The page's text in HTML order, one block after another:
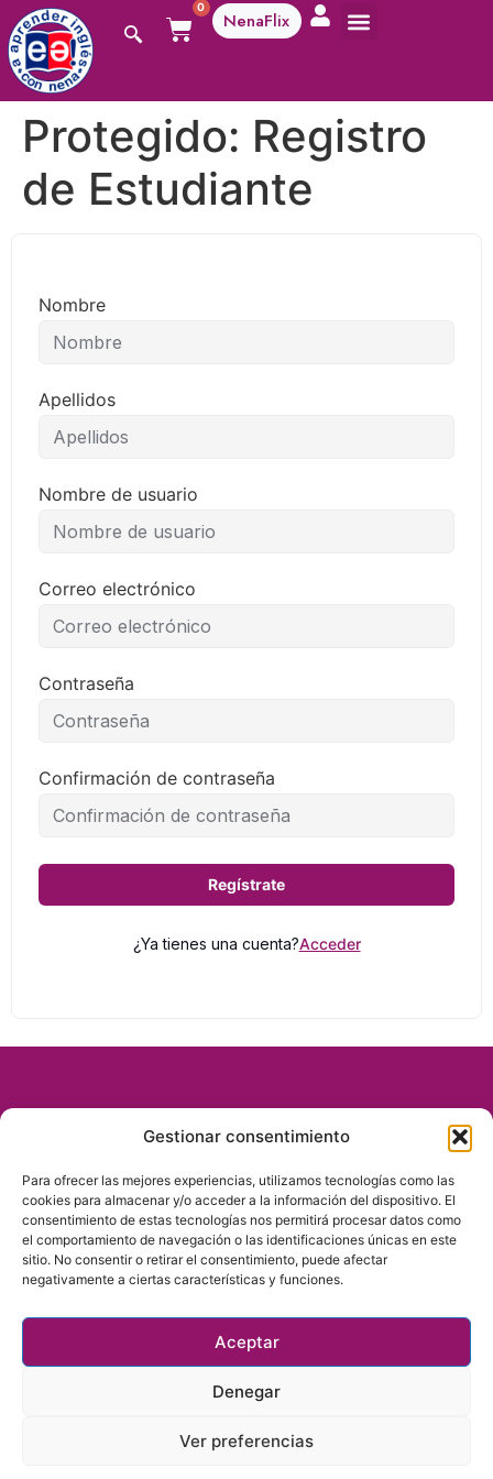
Gestionar consentimiento
Para ofrecer las mejores experiencias, utilizamos tecnologías como las
cookies para almacenar y/o acceder a la información del dispositivo. El
consentimiento de estas tecnologías nos permitirá procesar datos como
el comportamiento de navegación o las identificaciones únicas en este
sitio. No consentir o retirar el consentimiento, puede afectar
negativamente a ciertas características y funciones.
Aceptar
Denegar
Ver preferencias
0
NenaFlix
Protegido: Registro
de Estudiante
Nombre
Apellidos
Nombre de usuario
Correo electrónico
Contraseña
Confirmación de contraseña
Regístrate
¿Ya tienes una cuenta?Acceder
Política de privacidadPolítica de cookies
Copyright © 2025 Nena Devos